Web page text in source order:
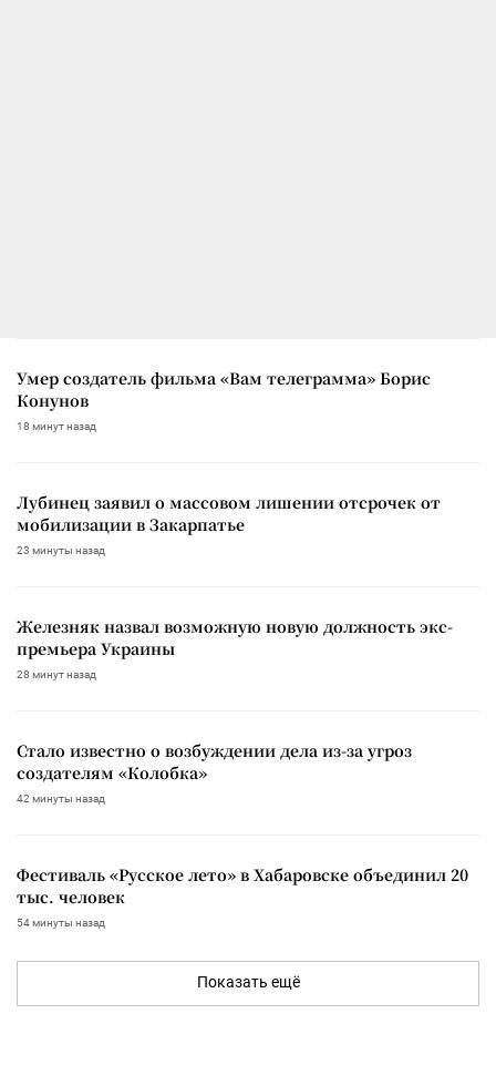
Умер создатель фильма «Вам телеграмма» Борис
Конунов
18 минут назад
Лубинец заявил о массовом лишении отсрочек от
мобилизации в Закарпатье
23 минуты назад
Железняк назвал возможную новую должность экс-
премьера Украины
28 минут назад
Стало известно о возбуждении дела из-за угроз
создателям «Колобка»
42 минуты назад
Фестиваль «Русское лето» в Хабаровске объединил 20
тыс. человек
54 минуты назад
Показать ещё